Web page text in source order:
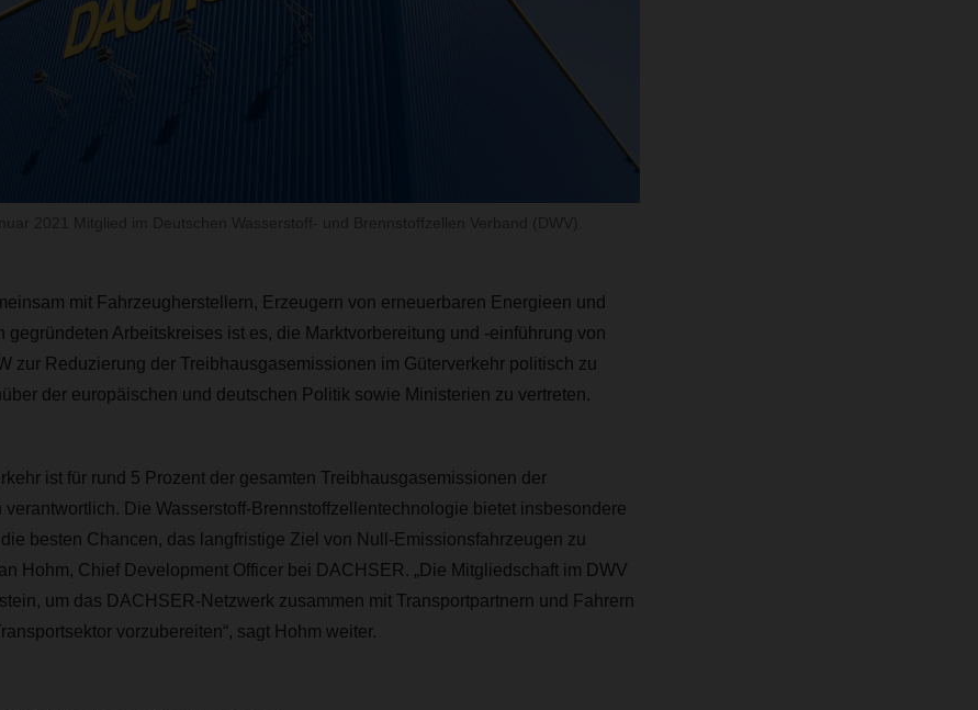
mit Fahrzeugherstellern, Erzeugern von erneuerbaren Energieen und
gegründeten Arbeitskreises ist es, die Marktvorbereitung und -einführung von
zur Reduzierung der Treibhausgasemissionen im Güterverkehr politisch zu
der europäischen und deutschen Politik sowie Ministerien zu vertreten.
ist für rund 5 Prozent der gesamten Treibhausgasemissionen der
verantwortlich. Die Wasserstoff-Brennstoffzellentechnologie bietet insbesondere
besten Chancen, das langfristige Ziel von Null-Emissionsfahrzeugen zu
Hohm, Chief Development Officer bei DACHSER. „Die Mitgliedschaft im DWV
um das DACHSER-Netzwerk zusammen mit Transportpartnern und Fahrern
vorzubereiten“, sagt Hohm weiter.